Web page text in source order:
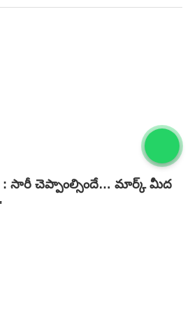
: సారీ చెప్పాంల్సిందే… మార్క్ మీద